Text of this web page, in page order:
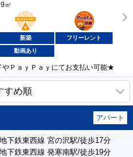
㎡
BunChinPAY
ポンタ
部屋
新築
フリーレント
動画あり
ＰａｙＰａｙにてお支払い可能★
アパート
下鉄東西線 宮の沢駅/徒歩17分
下鉄東西線 発寒南駅/徒歩19分